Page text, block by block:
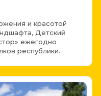
и красотой
Детский
ежегодно
республики.